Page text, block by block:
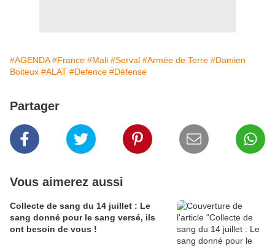
#AGENDA #France #Mali #Serval #Armée de Terre #Damien
Boiteux #ALAT #Defence #Défense
Partager
Vous aimerez aussi
Collecte de sang du 14 juillet : Le
sang donné pour le sang versé, ils
ont besoin de vous !